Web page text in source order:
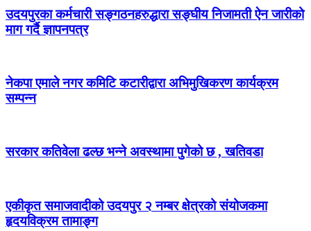
उदयपुरका कर्मचारी सङ्गठनहरुद्धारा सङ्घीय निजामती ऐन जारीको
माग गर्दै ज्ञापनपत्र
नेकपा एमाले नगर कमिटि कटारीद्वारा अभिमुखिकरण कार्यक्रम
सम्पन्न
सरकार कतिवेला ढल्छ भन्ने अवस्थामा पुगेको छ , खतिवडा
एकीकृत समाजवादीको उदयपुर २ नम्बर क्षेत्रको संयोजकमा
हृदयविक्रम तामाङ्ग